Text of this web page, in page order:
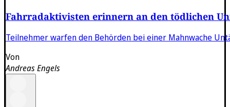
Fahrradaktivisten erinnern an den tödlichen
Teilnehmer warfen den Behörden bei einer Mahnwache
Von
Andreas Engels